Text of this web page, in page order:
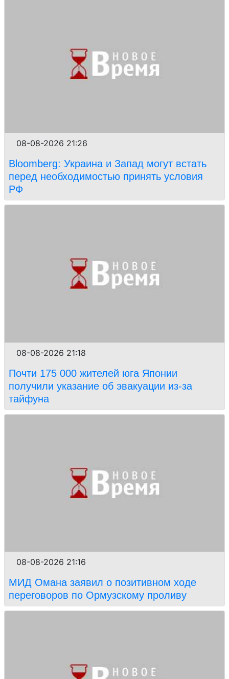
08-08-2026 21:26
Bloomberg: Украина и Запад могут встать
перед необходимостью принять условия
РФ
08-08-2026 21:18
Почти 175 000 жителей юга Японии
получили указание об эвакуации из-за
тайфуна
08-08-2026 21:16
МИД Омана заявил о позитивном ходе
переговоров по Ормузскому проливу